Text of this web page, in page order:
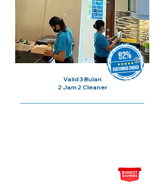
Valid 3 Bulan
2 Jam 2 Cleaner
10x Sesi Cuci Rumah